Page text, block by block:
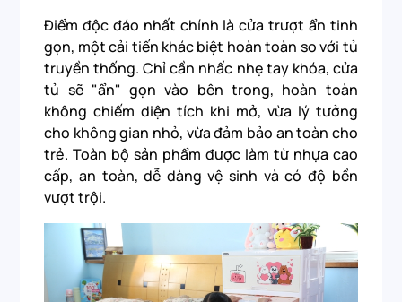
Điểm độc đáo nhất chính là cửa trượt ẩn tinh
gọn, một cải tiến khác biệt hoàn toàn so với tủ
truyền thống. Chỉ cần nhấc nhẹ tay khóa, cửa
tủ sẽ "ẩn" gọn vào bên trong, hoàn toàn
không chiếm diện tích khi mở, vừa lý tưởng
cho không gian nhỏ, vừa đảm bảo an toàn cho
trẻ. Toàn bộ sản phẩm được làm từ nhựa cao
cấp, an toàn, dễ dàng vệ sinh và có độ bền
vượt trội.